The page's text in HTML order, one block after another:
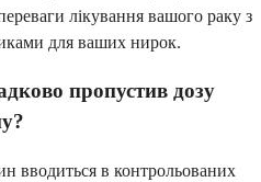
лікування вашого раку з
для ваших нирок.
пропустив дозу
вводиться в контрольованих